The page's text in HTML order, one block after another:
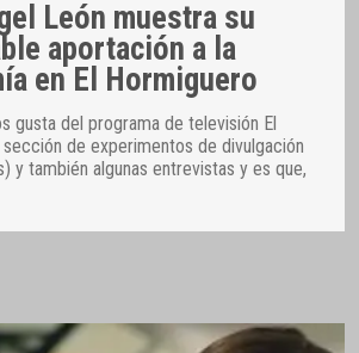
León muestra su
aportación a la
en El Hormiguero
gusta del programa de televisión El
sección de experimentos de divulgación
y también algunas entrevistas y es que,